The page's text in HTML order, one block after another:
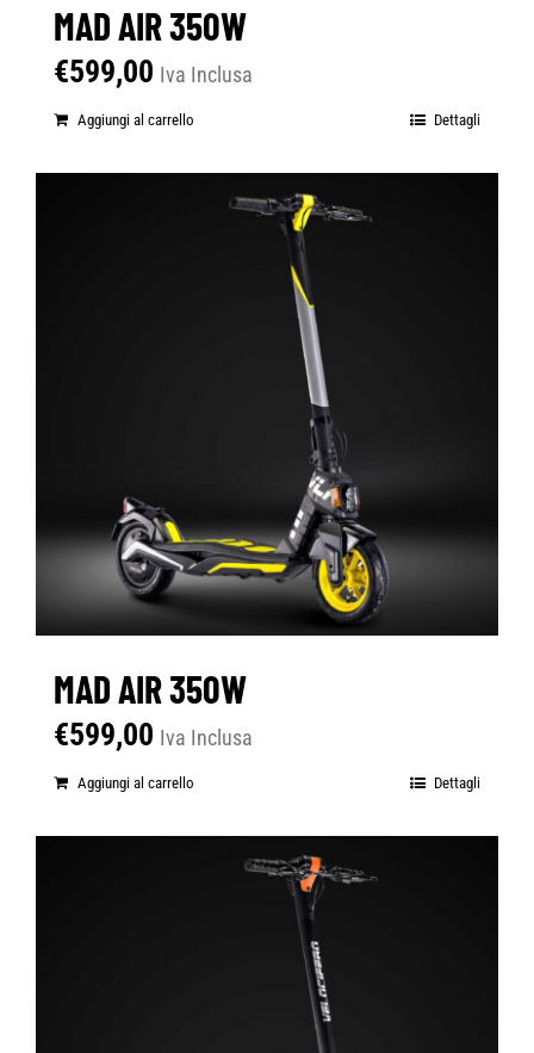
MAD AIR 350W
€599,00 Iva Inclusa
Aggiungi al carrello Dettagli
MAD AIR 350W
€599,00 Iva Inclusa
Aggiungi al carrello Dettagli